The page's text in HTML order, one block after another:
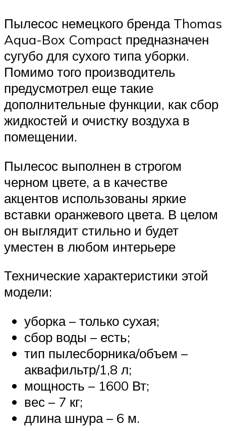
Пылесос немецкого бренда Thomas
Aqua-Box Compact предназначен
сугубо для сухого типа уборки.
Помимо того производитель
предусмотрел еще такие
дополнительные функции, как сбор
жидкостей и очистку воздуха в
помещении.
Пылесос выполнен в строгом
черном цвете, а в качестве
акцентов использованы яркие
вставки оранжевого цвета. В целом
он выглядит стильно и будет
уместен в любом интерьере
Технические характеристики этой
модели:
уборка – только сухая;
сбор воды – есть;
тип пылесборника/объем –
аквафильтр/1,8 л;
мощность – 1600 Вт;
вес – 7 кг;
длина шнура – 6 м.